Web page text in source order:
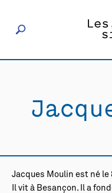
Éditeurs
Actualités
Jacques Moulin est né le
Il vit à Besançon. Il a